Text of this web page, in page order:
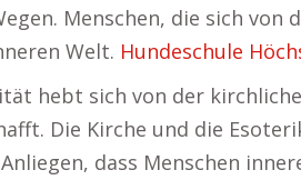
Menschen, die sich
Welt. Hundeschule
hebt sich von der
Die Kirche und die
dass Menschen